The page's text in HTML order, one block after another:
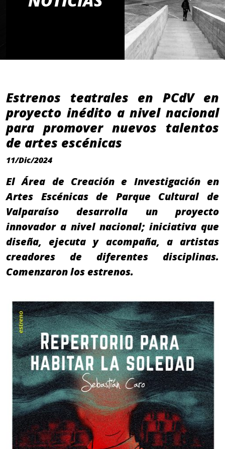
Estrenos teatrales en PCdV en
proyecto inédito a nivel nacional
para promover nuevos talentos
de artes escénicas
11/Dic/2024
El Área de Creación e Investigación en
Artes Escénicas de Parque Cultural de
Valparaíso desarrolla un proyecto
innovador a nivel nacional; iniciativa que
diseña, ejecuta y acompaña, a artistas
creadores de diferentes disciplinas.
Comenzaron los estrenos.